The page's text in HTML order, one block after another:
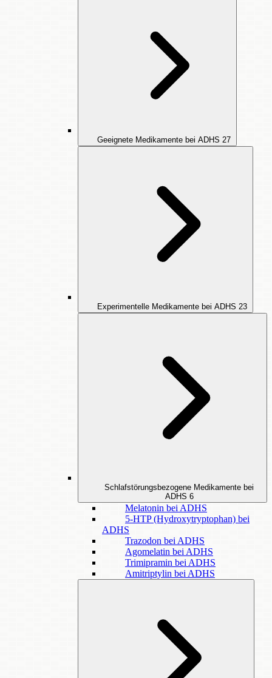
Geeignete Medikamente bei ADHS 27
Experimentelle Medikamente bei ADHS 23
Schlafstörungsbezogene Medikamente bei
ADHS 6
Melatonin bei ADHS
5-HTP (Hydroxytryptophan) bei
ADHS
Trazodon bei ADHS
Agomelatin bei ADHS
Trimipramin bei ADHS
Amitriptylin bei ADHS